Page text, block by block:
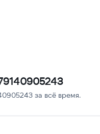
за всё время.